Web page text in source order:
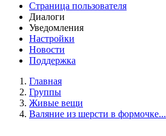
Страница пользователя
Диалоги
Уведомления
Настройки
Новости
Поддержка
Главная
Группы
Живые вещи
Валяние из шерсти в формочке...